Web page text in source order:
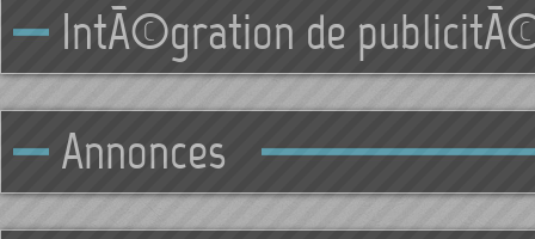
IntÃ©gration de
Annonces